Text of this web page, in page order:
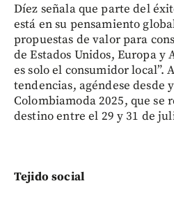
Díez señala que parte del
está en su pensamiento
propuestas de valor para
de Estados Unidos, Europa y
es solo el consumidor local”.
tendencias, agéndese desde
Colombiamoda 2025, que se
destino entre el 29 y 31 de
Tejido social